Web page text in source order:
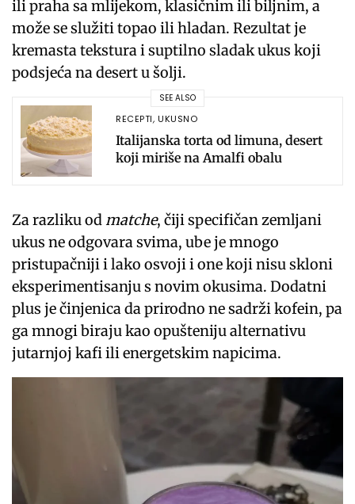
ili praha sa mlijekom, klasičnim ili biljnim, a
može se služiti topao ili hladan. Rezultat je
kremasta tekstura i suptilno sladak ukus koji
podsjeća na desert u šolji.
SEE ALSO
RECEPTI, UKUSNO
Italijanska torta od limuna, desert
koji miriše na Amalfi obalu
Za razliku od matche, čiji specifičan zemljani
ukus ne odgovara svima, ube je mnogo
pristupačniji i lako osvoji i one koji nisu skloni
eksperimentisanju s novim okusima. Dodatni
plus je činjenica da prirodno ne sadrži kofein, pa
ga mnogi biraju kao opušteniju alternativu
jutarnjoj kafi ili energetskim napicima.